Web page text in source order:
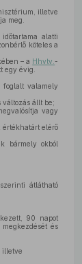
illetve
meg.
alatti
köteles a
– a Hhvtv.-
egy évig.
foglalt valamely
állt be;
vagy
elérő
bármely okból
szerinti átlátható
90 napot
és
illetve